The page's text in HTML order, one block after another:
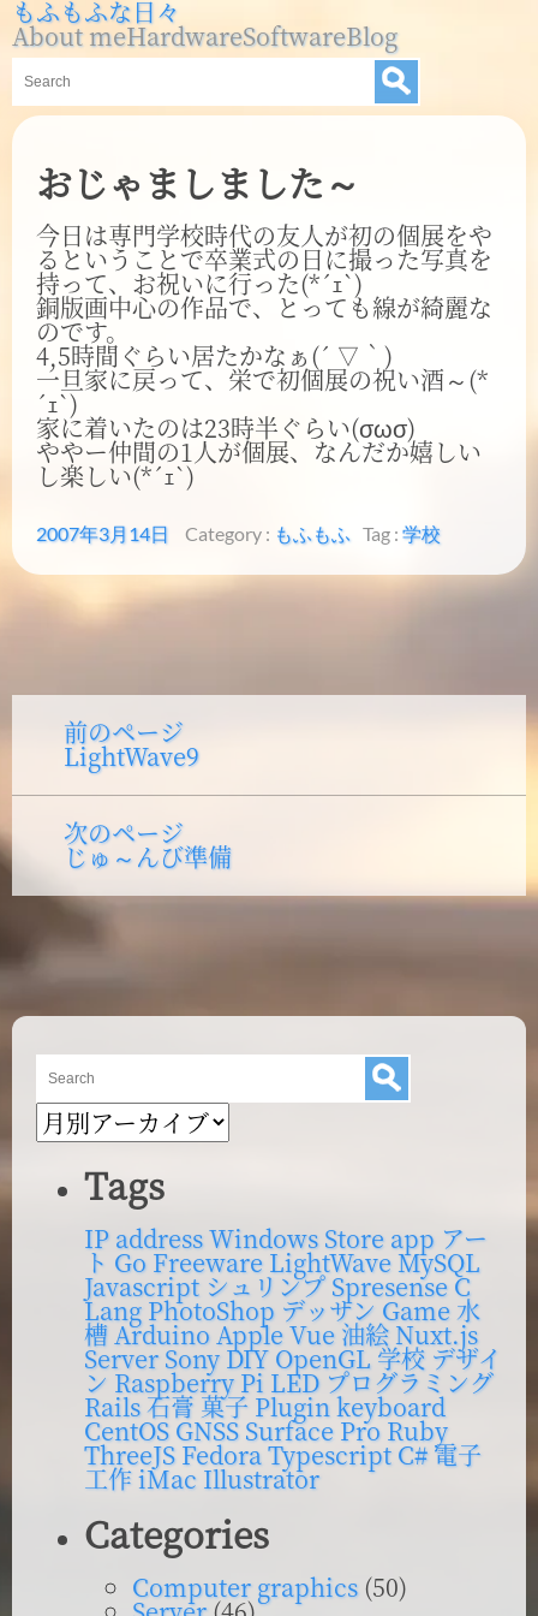
もふもふな日々
About meHardwareSoftwareBlog
おじゃましました～
今日は専門学校時代の友人が初の個展をや
るということで卒業式の日に撮った写真を
持って、お祝いに行った(*´ｪ`)
銅版画中心の作品で、とっても線が綺麗な
のです。
4,5時間ぐらい居たかなぁ(´ ▽｀)
一旦家に戻って、栄で初個展の祝い酒～(*
´ｪ`)
家に着いたのは23時半ぐらい(σωσ)
ややー仲間の1人が個展、なんだか嬉しい
し楽しい(*´ｪ`)
2007年3月14日 Category : もふもふ Tag : 学校
ナ
ビ
ゲ
シ
ョ
ン
前のページPrevious
post:
LightWave9
次のページNext
post:
じゅ～んび準備
ブ
ロ
内 Tags
IP addressWindows Store app アー
ト GoFreewareLightWaveMySQL
Javascript シュリンプ SpresenseC
LangPhotoShop デッサン Game 水
槽 Arduino AppleVue油絵Nuxt.js
ServerSony DIYOpenGL学校デザイ
ンRaspberry Pi LEDプログラミング
Rails石膏 菓子 Pluginkeyboard
CentOSGNSS Surface ProRuby
ThreeJS FedoraTypescript C# 電子
工作iMacIllustrator
Categories
Computer graphics(50)